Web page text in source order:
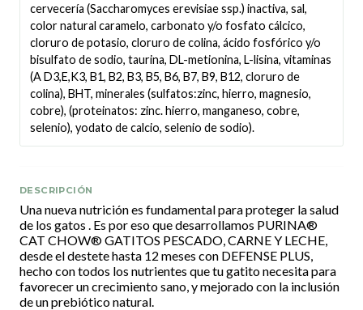
cervecería (Saccharomyces erevisiae ssp.) inactiva, sal,
color natural caramelo, carbonato y/o fosfato cálcico,
cloruro de potasio, cloruro de colina, ácido fosfórico y/o
bisulfato de sodio, taurina, DL-metionina, L-lisina, vitaminas
(A D3,E,K3, B1, B2, B3, B5, B6, B7, B9, B12, cloruro de
colina), BHT, minerales (sulfatos:zinc, hierro, magnesio,
cobre), (proteinatos: zinc. hierro, manganeso, cobre,
selenio), yodato de calcio, selenio de sodio).
DESCRIPCIÓN
Una nueva nutrición es fundamental para proteger la salud
de los gatos . Es por eso que desarrollamos PURINA®
CAT CHOW® GATITOS PESCADO, CARNE Y LECHE,
desde el destete hasta 12 meses con DEFENSE PLUS,
hecho con todos los nutrientes que tu gatito necesita para
favorecer un crecimiento sano, y mejorado con la inclusión
de un prebiótico natural.